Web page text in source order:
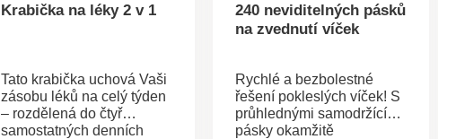
Krabička na léky 2 v 1
Tato krabička uchová Vaši
zásobu léků na celý týden
– rozdělená do čtyř
samostatných denních
240 neviditelných pásků
na zvednutí víček
Rychlé a bezbolestné
řešení pokleslých víček! S
průhlednými samodržícími
pásky okamžitě